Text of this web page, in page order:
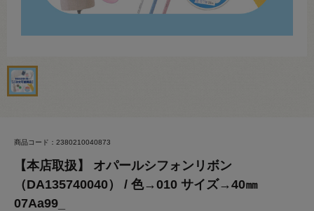
商品コード：2380210040873
【本店取扱】 オパールシフォンリボン
（DA135740040） / 色→010 サイズ→40㎜
07Aa99_